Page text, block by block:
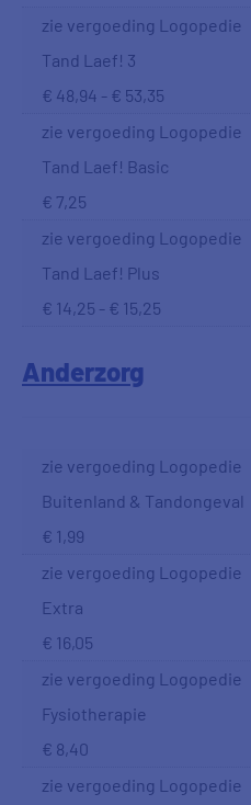
zie vergoeding Logopedie
Tand Laef! 3
€ 48,94 - € 53,35
zie vergoeding Logopedie
Tand Laef! Basic
€ 7,25
zie vergoeding Logopedie
Tand Laef! Plus
€ 14,25 - € 15,25
Anderzorg
zie vergoeding Logopedie
Buitenland & Tandongeval
€ 1,99
zie vergoeding Logopedie
Extra
€ 16,05
zie vergoeding Logopedie
Fysiotherapie
€ 8,40
zie vergoeding Logopedie